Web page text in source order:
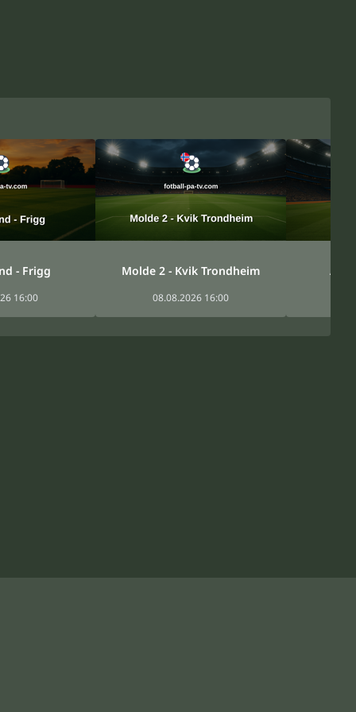
- Frigg
16:00
Molde 2 - Kvik Trondheim
08.08.2026 16:00